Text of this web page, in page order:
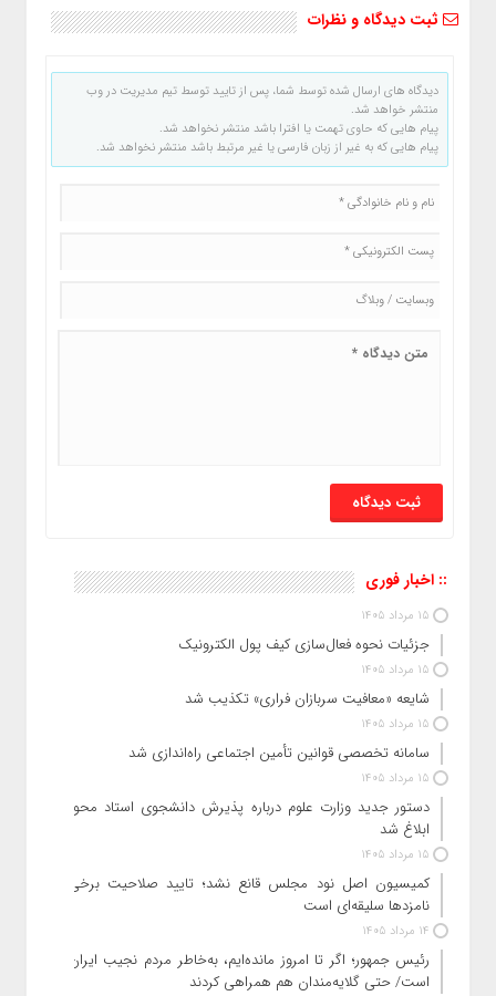
ثبت دیدگاه و نظرات
دیدگاه های ارسال شده توسط شما، پس از تایید توسط تیم مدیریت در وب
منتشر خواهد شد.
پیام هایی که حاوی تهمت یا افترا باشد منتشر نخواهد شد.
پیام هایی که به غیر از زبان فارسی یا غیر مرتبط باشد منتشر نخواهد شد.
:: اخبار فوری
15 مرداد 1405
جزئیات نحوه فعال‌سازی کیف پول الکترونیک
15 مرداد 1405
شایعه «معافیت سربازان فراری» تکذیب شد
15 مرداد 1405
سامانه تخصصی قوانین تأمین اجتماعی راه‌اندازی شد
15 مرداد 1405
دستور جدید وزارت علوم درباره پذیرش دانشجوی استاد محور
ابلاغ شد
15 مرداد 1405
کمیسیون اصل نود مجلس قانع نشد؛ تایید صلاحیت برخی
نامزدها سلیقه‌ای است
14 مرداد 1405
رئیس‌ جمهور؛ اگر تا امروز مانده‌ایم، به‌خاطر مردم نجیب ایران
است/ حتی گلایه‌مندان هم همراهی کردند